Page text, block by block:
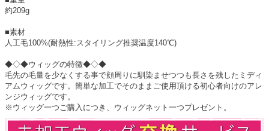
約209g
■素材
人工毛100%(耐熱性:スタイリング推奨温度140℃)
◆◇◆ウィッグの特徴◆◇◆
毛先の毛量を少なくする事で顔周りに馴染ませつつも長さを残したミディ
アムウィッグです。簡単な加工でそのままご使用頂ける初心者向けのアレ
ンジウィッグです。
※ウィッグ一つご購入につき、ウィッグネット一つプレゼント。